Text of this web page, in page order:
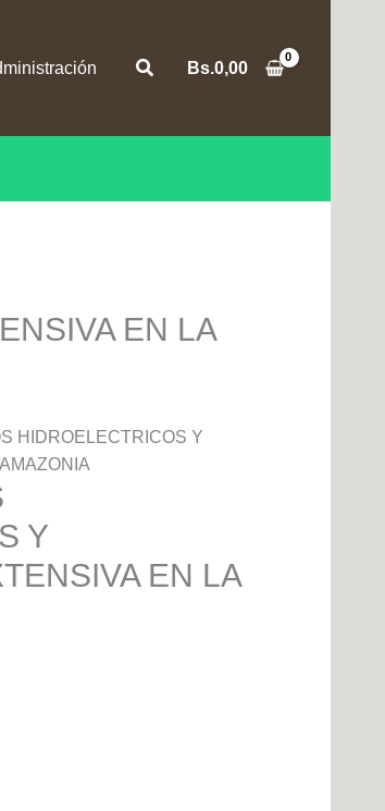
BuscarBs.0,00
EN LA
HIDROELECTRICOS Y
Y
EN LA